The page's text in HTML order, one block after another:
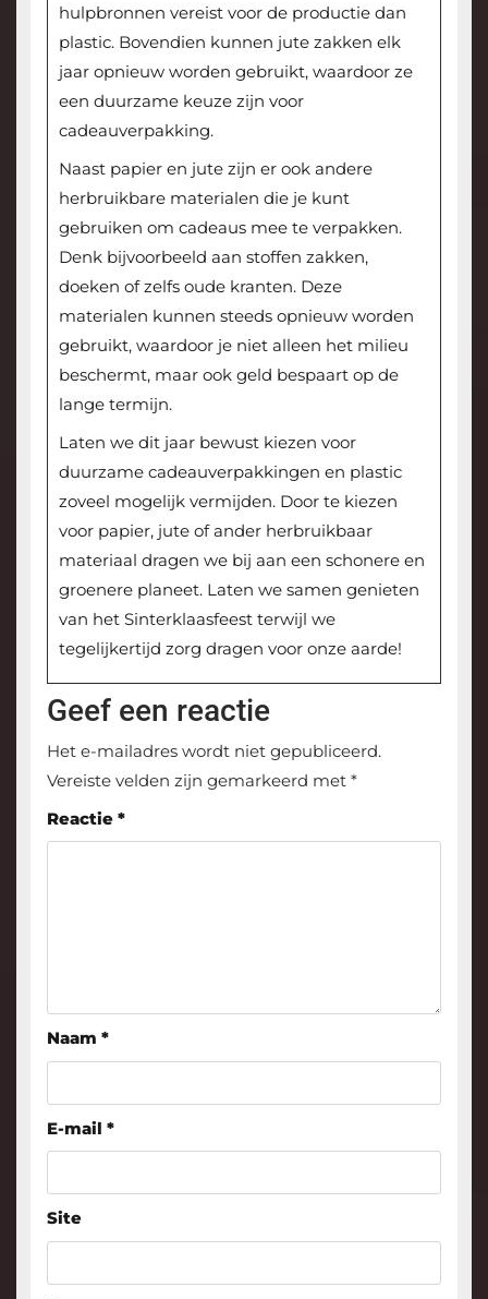
hulpbronnen vereist voor de productie dan
plastic. Bovendien kunnen jute zakken elk
jaar opnieuw worden gebruikt, waardoor ze
een duurzame keuze zijn voor
cadeauverpakking.
Naast papier en jute zijn er ook andere
herbruikbare materialen die je kunt
gebruiken om cadeaus mee te verpakken.
Denk bijvoorbeeld aan stoffen zakken,
doeken of zelfs oude kranten. Deze
materialen kunnen steeds opnieuw worden
gebruikt, waardoor je niet alleen het milieu
beschermt, maar ook geld bespaart op de
lange termijn.
Laten we dit jaar bewust kiezen voor
duurzame cadeauverpakkingen en plastic
zoveel mogelijk vermijden. Door te kiezen
voor papier, jute of ander herbruikbaar
materiaal dragen we bij aan een schonere en
groenere planeet. Laten we samen genieten
van het Sinterklaasfeest terwijl we
tegelijkertijd zorg dragen voor onze aarde!
Geef een reactie
Het e-mailadres wordt niet gepubliceerd.
Vereiste velden zijn gemarkeerd met *
Reactie *
Naam *
E-mail *
Site